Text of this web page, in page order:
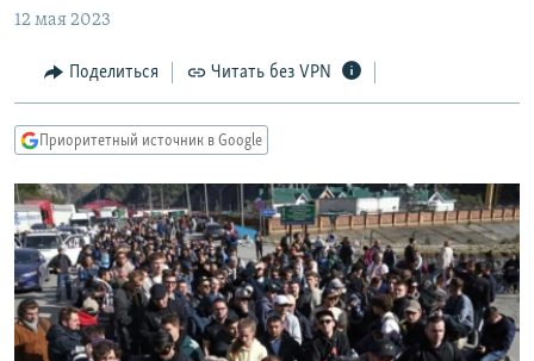
Вернутся
Вернутся
поиску
МНЕНИЯ
КУЛЬТУРА
КАВКАЗ.РЕАЛИИ
СЕВЕР.РЕАЛИИ
СИБИРЬ.РЕАЛИИ
РАСПИСАНИЕ ВЕЩАНИЯ
ПОДПИШИТЕСЬ НА РАССЫЛКУ
12 мая 2023
Поделиться Читать без VPN
Приоритетный источник в Google